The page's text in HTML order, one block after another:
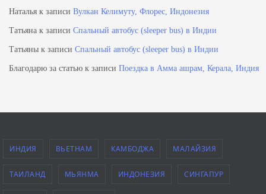
Наталья к записи Вулкан Келимуту, Флорес, Индонезия
Татьяна к записи Спальный автобус (sleeper bus) в Индии
Татьяны к записи Спальный автобус (sleeper bus) в Индии
Благодарю за статью к записи Поездка в Амма ашрам, Керала, Индия
ИНДИЯ ВЬЕТНАМ КАМБОДЖА МАЛАЙЗИЯ
ТАИЛАНД МЬЯНМА ИНДОНЕЗИЯ СИНГАПУР